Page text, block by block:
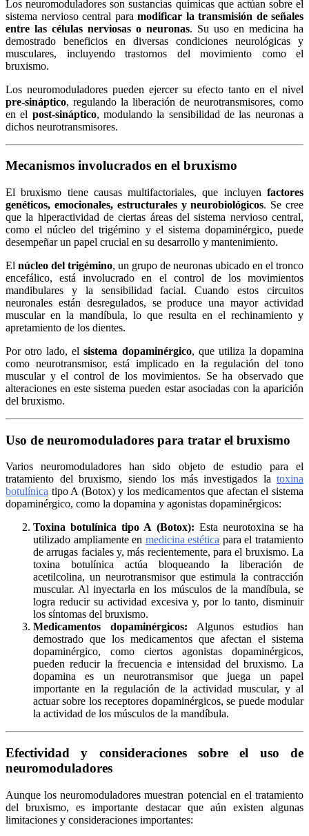
Los neuromoduladores son sustancias químicas que actúan sobre el
sistema nervioso central para modificar la transmisión de señales
entre las células nerviosas o neuronas. Su uso en medicina ha
demostrado beneficios en diversas condiciones neurológicas y
musculares, incluyendo trastornos del movimiento como el
bruxismo.
Los neuromoduladores pueden ejercer su efecto tanto en el nivel
pre-sináptico, regulando la liberación de neurotransmisores, como
en el post-sináptico, modulando la sensibilidad de las neuronas a
dichos neurotransmisores.
Mecanismos involucrados en el bruxismo
El bruxismo tiene causas multifactoriales, que incluyen factores
genéticos, emocionales, estructurales y neurobiológicos. Se cree
que la hiperactividad de ciertas áreas del sistema nervioso central,
como el núcleo del trigémino y el sistema dopaminérgico, puede
desempeñar un papel crucial en su desarrollo y mantenimiento.
El núcleo del trigémino, un grupo de neuronas ubicado en el tronco
encefálico, está involucrado en el control de los movimientos
mandibulares y la sensibilidad facial. Cuando estos circuitos
neuronales están desregulados, se produce una mayor actividad
muscular en la mandíbula, lo que resulta en el rechinamiento y
apretamiento de los dientes.
Por otro lado, elsistema dopaminérgico, que utiliza la dopamina
como neurotransmisor, está implicado en la regulación del tono
muscular y el control de los movimientos. Se ha observado que
alteraciones en este sistema pueden estar asociadas con la aparición
del bruxismo.
Uso de neuromoduladores para tratar el bruxismo
Varios neuromoduladores han sido objeto de estudio para el
tratamiento del bruxismo, siendo los más investigados la toxina
botulínica tipo A (Botox) y los medicamentos que afectan el sistema
dopaminérgico, como la dopamina y agonistas dopaminérgicos:
Toxina botulínica tipo A (Botox): Esta neurotoxina se ha
utilizado ampliamente en medicina estética para el tratamiento
de arrugas faciales y, más recientemente, para el bruxismo. La
toxina botulínica actúa bloqueando la liberación de
acetilcolina, un neurotransmisor que estimula la contracción
muscular. Al inyectarla en los músculos de la mandíbula, se
logra reducir su actividad excesiva y, por lo tanto, disminuir
los síntomas del bruxismo.
Medicamentos dopaminérgicos: Algunos estudios han
demostrado que los medicamentos que afectan el sistema
dopaminérgico, como ciertos agonistas dopaminérgicos,
pueden reducir la frecuencia e intensidad del bruxismo. La
dopamina es un neurotransmisor que juega un papel
importante en la regulación de la actividad muscular, y al
actuar sobre los receptores dopaminérgicos, se puede modular
la actividad de los músculos de la mandíbula.
Efectividad y consideraciones sobre el uso de
neuromoduladores
Aunque los neuromoduladores muestran potencial en el tratamiento
del bruxismo, es importante destacar que aún existen algunas
limitaciones y consideraciones importantes: